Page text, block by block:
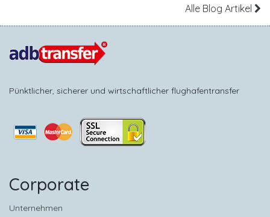
Alle Blog Artikel
Pünktlicher, sicherer und wirtschaftlicher flughafentransfer
Corporate
Unternehmen